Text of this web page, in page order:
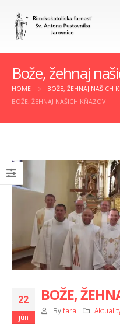
Bože, žehnaj
HOME
BOŽE, ŽEHNAJ NAŠICH
BOŽE, ŽEHNAJ NAŠICH KŇAZOV
22
jún
BOŽE,
By fara